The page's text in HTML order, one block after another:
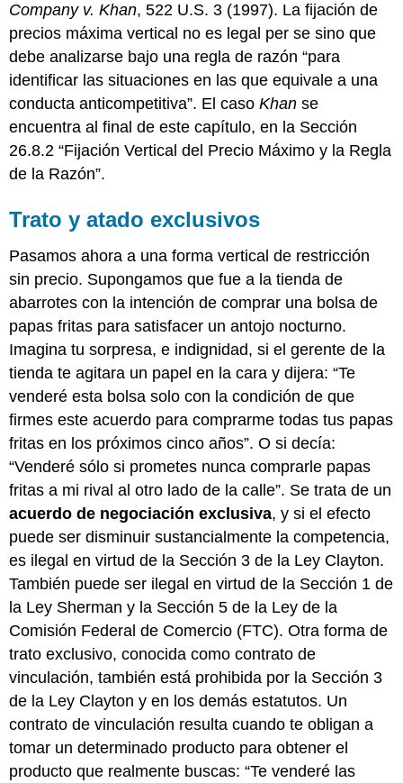
Company v. Khan, 522 U.S. 3 (1997). La fijación de
precios máxima vertical no es legal per se sino que
debe analizarse bajo una regla de razón “para
identificar las situaciones en las que equivale a una
conducta anticompetitiva”. El casoKhan se
encuentra al final de este capítulo, en la Sección
26.8.2 “Fijación Vertical del Precio Máximo y la Regla
de la Razón”.
Trato y atado exclusivos
Pasamos ahora a una forma vertical de restricción
sin precio. Supongamos que fue a la tienda de
abarrotes con la intención de comprar una bolsa de
papas fritas para satisfacer un antojo nocturno.
Imagina tu sorpresa, e indignidad, si el gerente de la
tienda te agitara un papel en la cara y dijera: “Te
venderé esta bolsa solo con la condición de que
firmes este acuerdo para comprarme todas tus papas
fritas en los próximos cinco años”. O si decía:
“Venderé sólo si prometes nunca comprarle papas
fritas a mi rival al otro lado de la calle”. Se trata de un
acuerdo de negociación exclusiva, y si el efecto
puede ser disminuir sustancialmente la competencia,
es ilegal en virtud de la Sección 3 de la Ley Clayton.
También puede ser ilegal en virtud de la Sección 1 de
la Ley Sherman y la Sección 5 de la Ley de la
Comisión Federal de Comercio (FTC). Otra forma de
trato exclusivo, conocida como contrato de
vinculación, también está prohibida por la Sección 3
de la Ley Clayton y en los demás estatutos. Un
contrato de vinculación resulta cuando te obligan a
tomar un determinado producto para obtener el
producto que realmente buscas: “Te venderé las